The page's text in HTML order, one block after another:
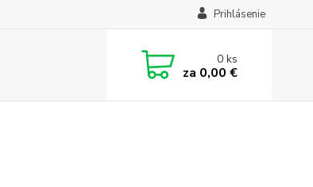
Prihlásenie
0ks
za 0,00 €